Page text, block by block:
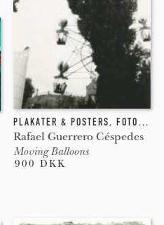
PLAKATER & POSTERS, FOTOGRAFI
Rafael Guerrero Céspedes
Moving Balloons
900 DKK